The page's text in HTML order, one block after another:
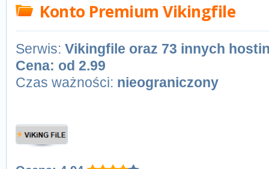
Konto Premium Vikingfile
Serwis: Vikingfile oraz 73 innych
Cena: od 2.99
Czas ważności: nieograniczony